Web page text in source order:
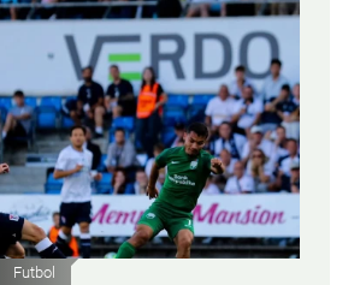
Futbol